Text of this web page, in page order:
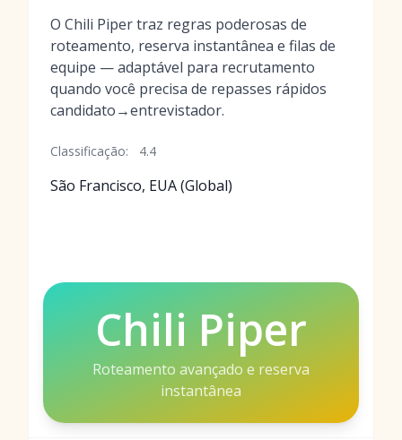
O Chili Piper traz regras poderosas de
roteamento, reserva instantânea e filas de
equipe — adaptável para recrutamento
quando você precisa de repasses rápidos
candidato→entrevistador.
Classificação: 4.4
São Francisco, EUA (Global)
Chili Piper
Roteamento avançado e reserva
instantânea